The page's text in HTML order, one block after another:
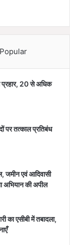
Popular
प्रहार, 20 से अधिक
पर तत्काल प्रतिबंध
एवं आदिवासी
की अपील
का एसीबी में तबादला,